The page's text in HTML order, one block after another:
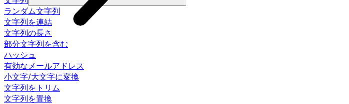
ランダム文字列
文字列を連結
文字列の長さ
部分文字列を含む
ハッシュ
有効なメールアドレス
小文字/大文字に変換
文字列をトリム
文字列を置換